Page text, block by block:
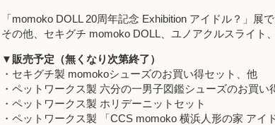
「momoko DOLL 20周年記念 Exhibition アイドル？」展
その他、セキグチ momoko DOLL、ユノアクルスライト
▼販売予定（無くなり次第終了）
・セキグチ製 momokoシューズのお買い得セット、他
・ペットワークス製 六分の一男子図鑑シューズのお買い
・ペットワークス製 ホリデーニットセット
・ペットワークス製 「CCS momoko 横浜人形の家 アイ